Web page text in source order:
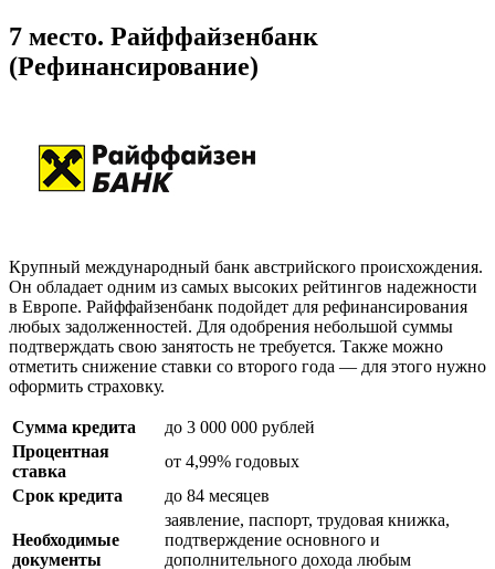
7 место. Райффайзенбанк
(Рефинансирование)
Крупный международный банк австрийского происхождения.
Он обладает одним из самых высоких рейтингов надежности
в Европе. Райффайзенбанк подойдет для рефинансирования
любых задолженностей. Для одобрения небольшой суммы
подтверждать свою занятость не требуется. Также можно
отметить снижение ставки со второго года — для этого нужно
оформить страховку.
Сумма кредита
до 3 000 000 рублей
Процентная
ставка
от 4,99% годовых
Срок кредита
до 84 месяцев
Необходимые
документы
заявление, паспорт, трудовая книжка,
подтверждение основного и
дополнительного дохода любым